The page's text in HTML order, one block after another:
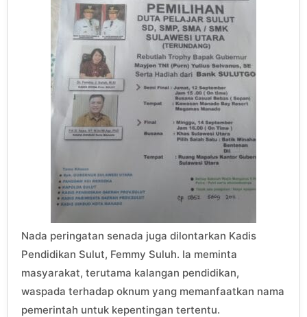
Nada peringatan senada juga dilontarkan Kadis
Pendidikan Sulut, Femmy Suluh. Ia meminta
masyarakat, terutama kalangan pendidikan,
waspada terhadap oknum yang memanfaatkan nama
pemerintah untuk kepentingan tertentu.